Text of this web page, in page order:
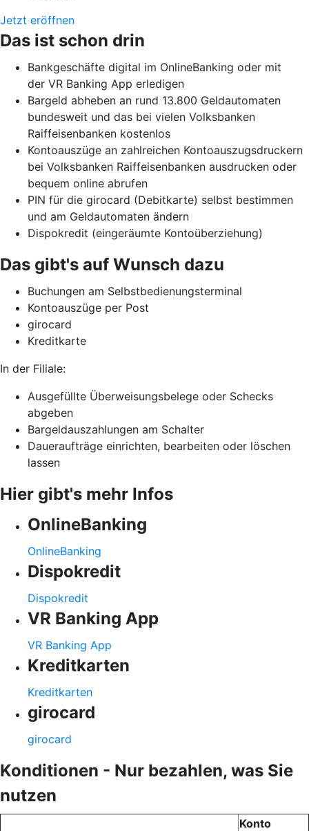
Jetzt eröffnen
Das ist schon drin
Bankgeschäfte digital im OnlineBanking oder mit
der VR Banking App erledigen
Bargeld abheben an rund 13.800 Geldautomaten
bundesweit und das bei vielen Volksbanken
Raiffeisenbanken kostenlos
Kontoauszüge an zahlreichen Kontoauszugsdruckern
bei Volksbanken Raiffeisenbanken ausdrucken oder
bequem online abrufen
PIN für die girocard (Debitkarte) selbst bestimmen
und am Geldautomaten ändern
Dispokredit (eingeräumte Kontoüberziehung)
Das gibt's auf Wunsch dazu
Buchungen am Selbstbedienungsterminal
Kontoauszüge per Post
girocard
Kreditkarte
In der Filiale:
Ausgefüllte Überweisungsbelege oder Schecks
abgeben
Bargeldauszahlungen am Schalter
Daueraufträge einrichten, bearbeiten oder löschen
lassen
Hier gibt's mehr Infos
OnlineBanking
OnlineBanking
Dispokredit
Dispokredit
VR Banking App
VR Banking App
Kreditkarten
Kreditkarten
girocard
girocard
Konditionen - Nur bezahlen, was Sie
nutzen
Konto